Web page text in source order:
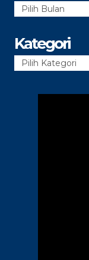
Arsip
Kategori
Kategori